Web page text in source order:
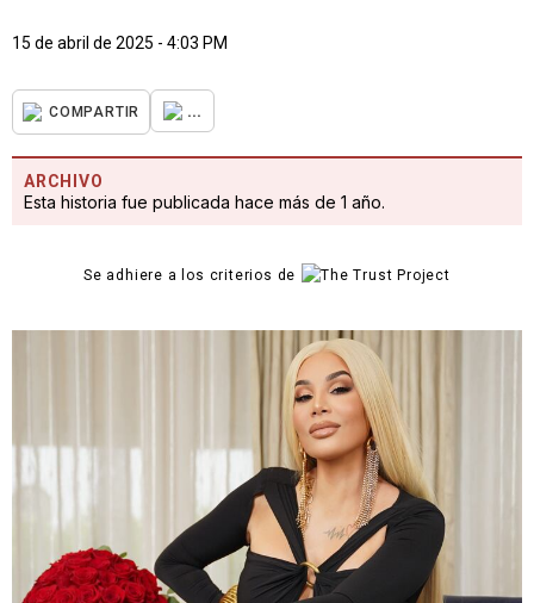
15 de abril de 2025 - 4:03 PM
COMPARTIR ...
ARCHIVO
Esta historia fue publicada hace más de 1 año.
Se adhiere a los criterios de